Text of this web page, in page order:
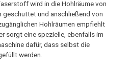
wird in die Hohlräume von
geschüttet und anschließend von
Hohlräumen empfiehlt
sorgt eine spezielle, ebenfalls im
dafür, dass selbst die
werden.